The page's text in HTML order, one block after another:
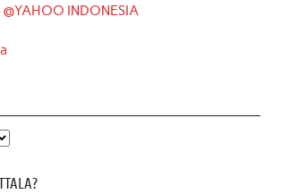
@YAHOO INDONESIA